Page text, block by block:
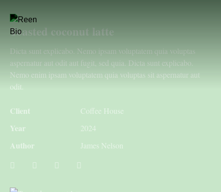
Toasted coconut latte
Dicta sunt explicabo. Nemo ipsam voluptatem quia voluptas
aspernatur aut odit aut fugit, sed quia. Dicta sunt explicabo.
Nemo enim ipsam voluptatem quia voluptas sit aspernatur aut
odit.
Client Coffee House
Year 2024
Author James Nelson